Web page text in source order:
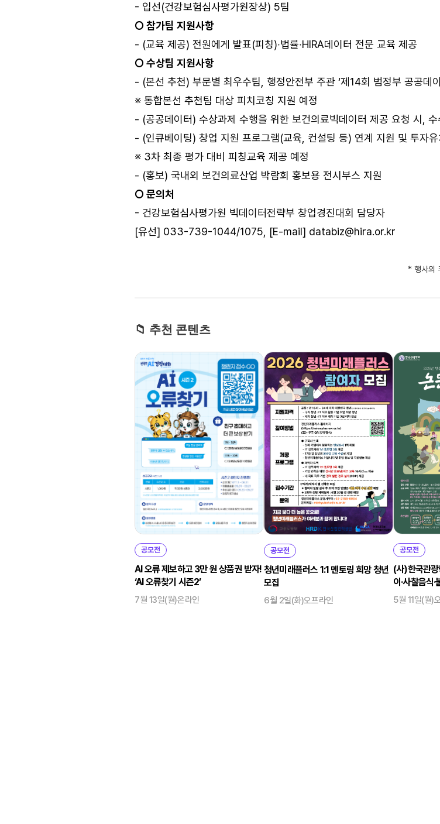
- 입선(건강보험심사평가원장상) 5팀
○ 참가팀 지원사항
- (교육 제공) 전원에게 발표(피칭)‧법률‧HIRA데이터 전문 교육 제공
○ 수상팀 지원사항
- (본선 추천) 부문별 최우수팀, 행정안전부 주관 ‘제14회 범정부 공공데
※ 통합본선 추천팀 대상 피치코칭 지원 예정
- (공공데이터) 수상과제 수행을 위한 보건의료빅데이터 제공 요청 시,
- (인큐베이팅) 창업 지원 프로그램(교육, 컨설팅 등) 연계 지원 및 투자
※ 3차 최종 평가 대비 피칭교육 제공 예정
- (홍보) 국내외 보건의료산업 박람회 홍보용 전시부스 지원
○ 문의처
- 건강보험심사평가원 빅데이터전략부 창업경진대회 담당자
[유선] 033-739-1044/1075, [E-mail] databiz@hira.or.kr
* 행사의
📁 추천 콘텐츠
공모전
AI 오류 제보하고 3만 원 상품권 받자!
‘AI 오류찾기 시즌2’
7월 13일(월)온라인
공모전
청년미래플러스 1:1 멘토링 희망 청년
모집
6월 2일(화)오프라인
공모전
(사)한국관
이·사찰음식
모전
5월 11일(월)